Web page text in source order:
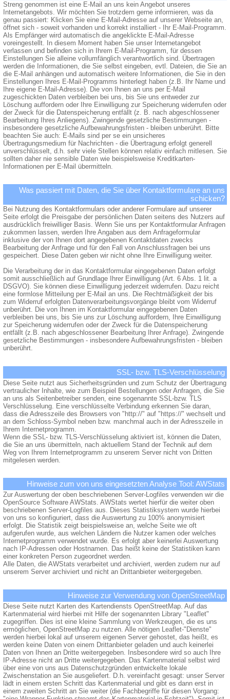
Streng genommen ist eine E-Mail an uns kein Angebot unseres
Internetangebots. Wir möchten Sie trotzdem gerne informieren, was da
genau passiert: Klicken Sie eine E-Mail-Adresse auf unserer Webseite an,
öffnet sich - soweit vorhanden und korrekt installiert - Ihr E-Mail-Programm.
Als Empfänger wird automatisch die angeklickte E-Mail-Adresse
voreingestellt. In diesem Moment haben Sie unser Internetangebot
verlassen und befinden sich in Ihrem E-Mail-Programm, für dessen
Einstellungen Sie alleine vollumfänglich verantwortlich sind. Übertragen
werden die Informationen, die Sie selbst eingeben, evtl. Dateien, die Sie an
die E-Mail anhängen und automatisch weitere Informationen, die Sie in den
Einstellungen Ihres E-Mail-Programms hinterlegt haben (z.B. Ihr Name und
Ihre eigene E-Mail-Adresse). Die von Ihnen an uns per E-Mail
zugeschickten Daten verbleiben bei uns, bis Sie uns entweder zur
Löschung auffordern oder Ihre Einwilligung zur Speicherung widerrufen oder
der Zweck für die Datenspeicherung entfällt (z. B. nach abgeschlossener
Bearbeitung Ihres Anliegens). Zwingende gesetzliche Bestimmungen -
insbesondere gesetzliche Aufbewahrungsfristen - bleiben unberührt. Bitte
beachten Sie auch: E-Mails sind per se ein unsicheres
Übertragungsmedium für Nachrichten - die Übertragung erfolgt generell
unverschlüsselt, d.h. sehr viele Stellen können relativ einfach mitlesen. Sie
sollten daher nie sensible Daten wie beispielsweise Kreditkarten-
Informationen per E-Mail übermitteln.
Was passiert mit Daten, die Sie über Kontaktformulare an uns
schicken?
Bei Nutzung des Kontaktformulars oder anderer Formulare auf unserer
Seite erfolgt die Preisgabe der persönlichen Daten seitens des Nutzers auf
ausdrücklich freiwilliger Basis. Wenn Sie uns per Kontaktformular Anfragen
zukommen lassen, werden Ihre Angaben aus dem Anfrageformular
inklusive der von Ihnen dort angegebenen Kontaktdaten zwecks
Bearbeitung der Anfrage und für den Fall von Anschlussfragen bei uns
gespeichert. Diese Daten geben wir nicht ohne Ihre Einwilligung weiter.
Die Verarbeitung der in das Kontaktformular eingegebenen Daten erfolgt
somit ausschließlich auf Grundlage Ihrer Einwilligung (Art. 6 Abs. 1 lit. a
DSGVO). Sie können diese Einwilligung jederzeit widerrufen. Dazu reicht
eine formlose Mitteilung per E-Mail an uns. Die Rechtmäßigkeit der bis
zum Widerruf erfolgten Datenverarbeitungsvorgänge bleibt vom Widerruf
unberührt. Die von Ihnen im Kontaktformular eingegebenen Daten
verbleiben bei uns, bis Sie uns zur Löschung auffordern, Ihre Einwilligung
zur Speicherung widerrufen oder der Zweck für die Datenspeicherung
entfällt (z.B. nach abgeschlossener Bearbeitung Ihrer Anfrage). Zwingende
gesetzliche Bestimmungen - insbesondere Aufbewahrungsfristen - bleiben
unberührt.
SSL- bzw. TLS-Verschlüsselung
Diese Seite nutzt aus Sicherheitsgründen und zum Schutz der Übertragung
vertraulicher Inhalte, wie zum Beispiel Bestellungen oder Anfragen, die Sie
an uns als Seitenbetreiber senden, eine sogenannte SSL-bzw. TLS
Verschlüsselung. Eine verschlüsselte Verbindung erkennen Sie daran,
dass die Adresszeile des Browsers von "http://" auf "https://" wechselt und
an dem Schloss-Symbol neben bzw. manchmal auch in der Adresszeile in
Ihrem Internetprogramm.
Wenn die SSL- bzw. TLS-Verschlüsselung aktiviert ist, können die Daten,
die Sie an uns übermitteln, nach aktuellem Stand der Technik auf dem
Weg von Ihrem Internetprogramm zu unserem Server nicht von Dritten
mitgelesen werden.
Hinweise zum von uns eingesetzten Analyse Tool: AWStats
Zur Auswertung der oben beschriebenen Server-Logfiles verwenden wir die
OpenSource Software AWStats. AWStats wertet hierfür die weiter oben
beschriebenen Server-Logfiles aus. Dieses Statistiksystem wurde hierbei
von uns so konfiguriert, dass die Auswertung zu 100% anonymisiert
erfolgt. Die Statistik zeigt beispielsweise an, welche Seite wie oft
aufgerufen wurde, aus welchen Ländern die Nutzer kamen oder welches
Internetprogramm verwendet wurde. Es erfolgt aber keinerlei Auswertung
nach IP-Adressen oder Hostnamen. Das heißt keine der Statistiken kann
einer konkreten Person zugeordnet werden.
Alle Daten, die AWStats verarbeitet und archiviert, werden zudem nur auf
unserem Server archiviert und nicht an Drittanbieter weitergegeben.
Hinweise zur Verwendung von OpenStreetMap
Diese Seite nutzt Karten des Kartendiensts OpenStreetMap. Auf das
Kartenmaterial wird hierbei mit Hilfe der sogenannten Library "Leaflet"
zugegriffen. Dies ist eine kleine Sammlung von Werkzeugen, die es uns
ermöglichen, OpenStreetMap zu nutzen. Alle nötigen Leaflet-"Dienste"
werden hierbei lokal auf unserem eigenen Server gehostet, das heißt, es
werden keine Daten von einem Drittanbieter geladen und auch keinerlei
Daten von Ihnen an Dritte weitergegeben. Insbesondere wird so auch Ihre
IP-Adresse nicht an Dritte weitergegeben. Das Kartenmaterial selbst wird
über eine von uns aus Datenschutzgründen entwickelte lokale
Zwischenstation an Sie ausgeliefert. D.h. vereinfacht gesagt: unser Server
lädt in einem ersten Schritt das Kartenmaterial und gibt es dann erst in
einem zweiten Schritt an Sie weiter (die Fachbegriffe für diesen Vorgang: